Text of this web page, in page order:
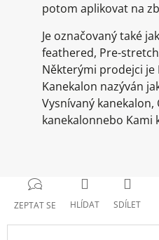
potom aplikovat na
Je označovaný také
feathered, Pre-
Některými prodejci je
Kanekalon nazýván
Vysnívaný kanekalon,
kanekalonnebo Kami
ZEPTAT SE HLÍDAT SDÍLET